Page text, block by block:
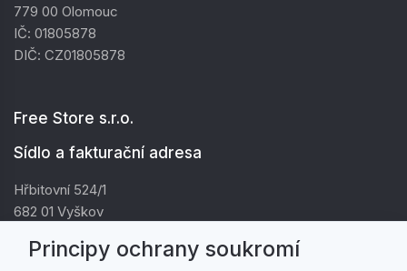
779 00 Olomouc
IČ: 01805878
DIČ: CZ01805878
Free Store s.r.o.
Sídlo a fakturační adresa
Hřbitovní 524/1
682 01 Vyškov
DIČ: CZ01805878
Principy ochrany soukromí